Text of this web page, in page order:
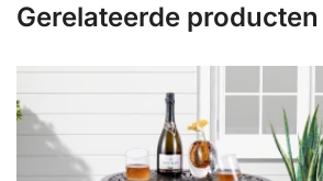
Gerelateerde producten